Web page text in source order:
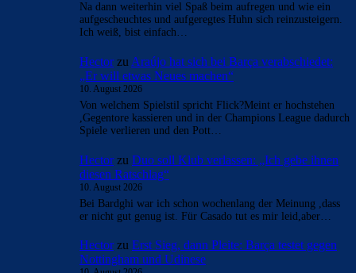
Na dann weiterhin viel Spaß beim aufregen und wie ein
aufgescheuchtes und aufgeregtes Huhn sich reinzusteigern.
Ich weiß, bist einfach…
Hectorzu Araújo hat sich bei Barça verabschiedet:
„Er will etwas Neues machen“
10. August 2026
Von welchem Spielstil spricht Flick?Meint er hochstehen
,Gegentore kassieren und in der Champions League dadurch
Spiele verlieren und den Pott…
Hectorzu Duo soll Klub verlassen: „Ich gebe ihnen
diesen Ratschlag“
10. August 2026
Bei Bardghi war ich schon wochenlang der Meinung ,dass
er nicht gut genug ist. Für Casado tut es mir leid,aber…
Hectorzu Erst Sieg, dann Pleite: Barça testet gegen
Nottingham und Udinese